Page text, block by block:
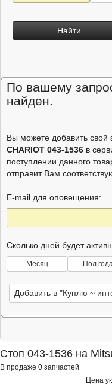
Найти
По вашему
найден.
Вы можете добавить свой
CHARIOT 043-1536 в
поступлении данного
отправит Вам
E-mail для оповещения:
Сколько дней будет
Месяц Пол
Добавить в "Куплю ~
Стоп 043-1536 на
В продаже 0 запчастей
Цена